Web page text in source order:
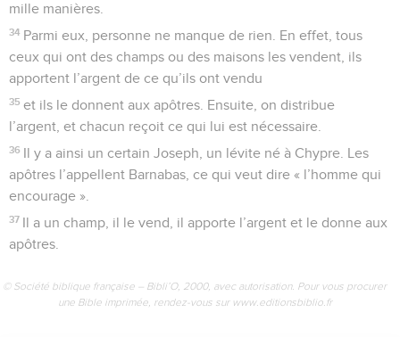
mille manières.
34 Parmi eux, personne ne manque de rien. En effet, tous
ceux qui ont des champs ou des maisons les vendent, ils
apportent l’argent de ce qu’ils ont vendu
35 et ils le donnent aux apôtres. Ensuite, on distribue
l’argent, et chacun reçoit ce qui lui est nécessaire.
36 Il y a ainsi un certain Joseph, un lévite né à Chypre. Les
apôtres l’appellent Barnabas, ce qui veut dire « l’homme qui
encourage ».
37 Il a un champ, il le vend, il apporte l’argent et le donne aux
apôtres.
© Société biblique française – Bibli’O, 2000, avec autorisation. Pour vous procurer
une Bible imprimée, rendez-vous sur www.editionsbiblio.fr